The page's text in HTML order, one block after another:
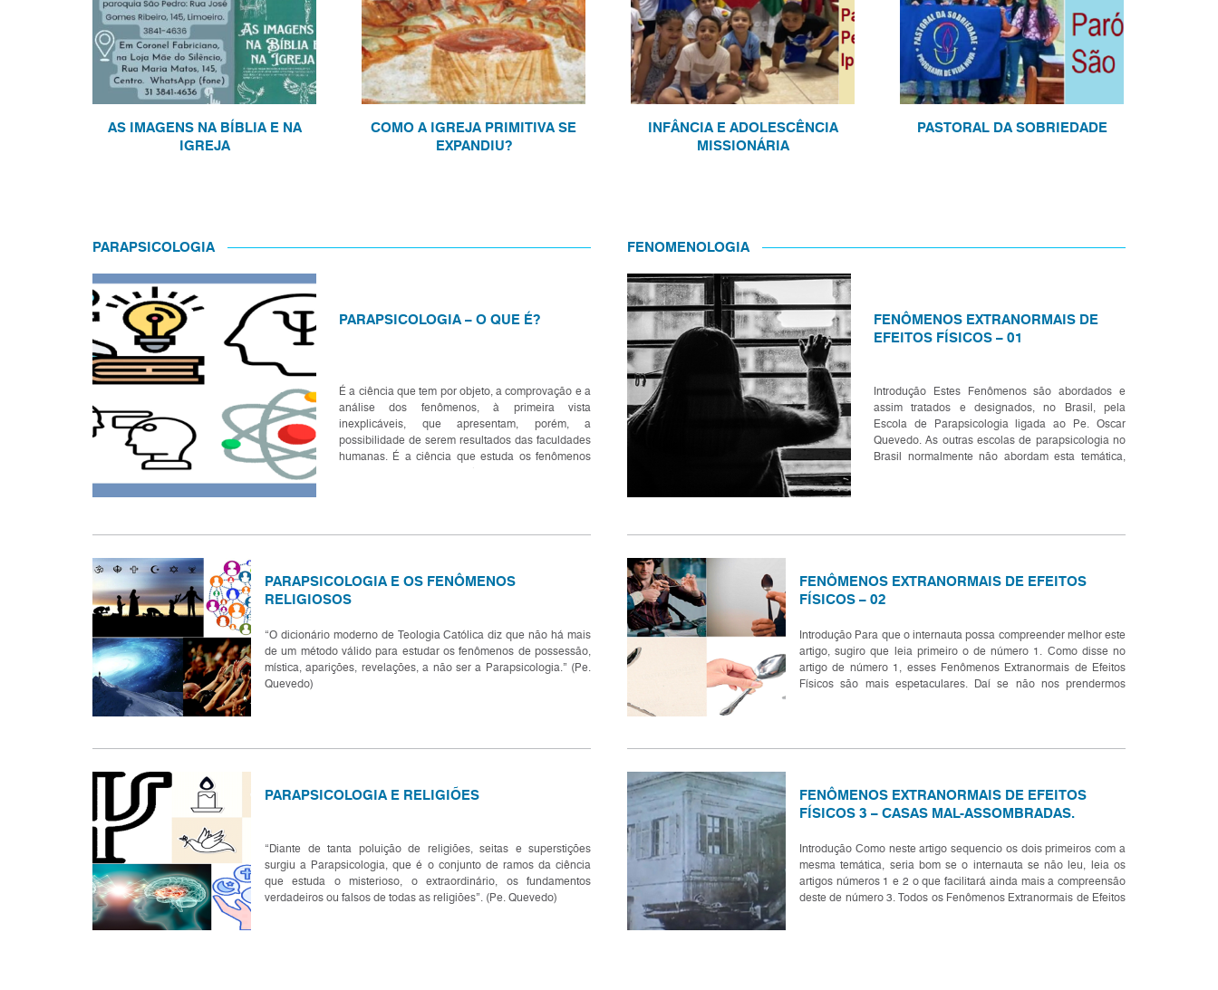
AS IMAGENS NA BÍBLIA E NA
IGREJA
COMO A IGREJA PRIMITIVA SE
EXPANDIU?
INFÂNCIA E ADOLESCÊNCIA
MISSIONÁRIA
PASTORAL DA SOBRIEDADE
PARAPSICOLOGIA
PARAPSICOLOGIA – O QUE É?
É a ciência que tem por objeto, a comprovação e a
análise dos fenômenos, à primeira vista
inexplicáveis, que apresentam, porém, a
possibilidade de serem resultados das faculdades
humanas. É a ciência que estuda os fenômenos
considerados incomuns, à margem do normal;
PARAPSICOLOGIA E OS FENÔMENOS
RELIGIOSOS
“O dicionário moderno de Teologia Católica diz que não há mais
de um método válido para estudar os fenômenos de possessão,
mística, aparições, revelações, a não ser a Parapsicologia.” (Pe.
Quevedo)
PARAPSICOLOGIA E RELIGIÕES
“Diante de tanta poluição de religiões, seitas e superstições
surgiu a Parapsicologia, que é o conjunto de ramos da ciência
que estuda o misterioso, o extraordinário, os fundamentos
verdadeiros ou falsos de todas as religiões”. (Pe. Quevedo)
FENOMENOLOGIA
FENÔMENOS EXTRANORMAIS DE
EFEITOS FÍSICOS – 01
Introdução Estes Fenômenos são abordados e
assim tratados e designados, no Brasil, pela
Escola de Parapsicologia ligada ao Pe. Oscar
Quevedo. As outras escolas de parapsicologia no
Brasil normalmente não abordam esta temática,
FENÔMENOS EXTRANORMAIS DE EFEITOS
FÍSICOS – 02
Introdução Para que o internauta possa compreender melhor este
artigo, sugiro que leia primeiro o de número 1. Como disse no
artigo de número 1, esses Fenômenos Extranormais de Efeitos
Físicos são mais espetaculares. Daí se não nos prendermos
FENÔMENOS EXTRANORMAIS DE EFEITOS
FÍSICOS 3 – CASAS MAL-ASSOMBRADAS.
Introdução Como neste artigo sequencio os dois primeiros com a
mesma temática, seria bom se o internauta se não leu, leia os
artigos números 1 e 2 o que facilitará ainda mais a compreensão
deste de número 3. Todos os Fenômenos Extranormais de Efeitos